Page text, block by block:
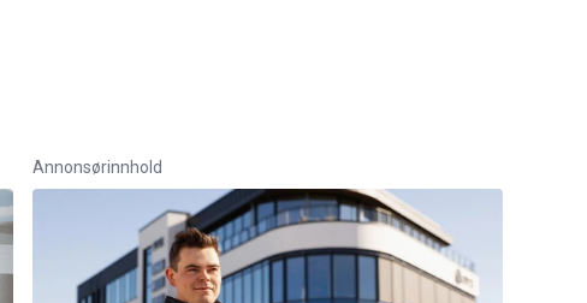
Annonsørinnhold